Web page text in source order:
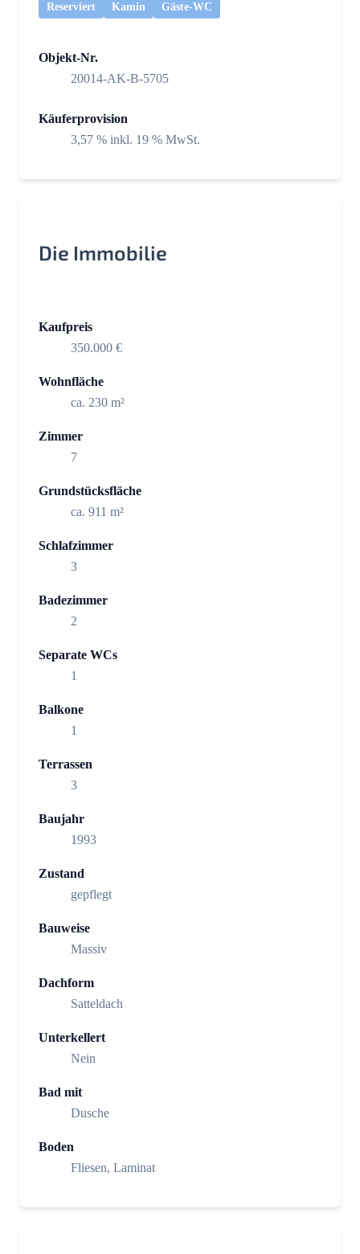
Reserviert Kamin Gäste-WC
Objekt-Nr.
20014-AK-B-5705
Käuferprovision
3,57 % inkl. 19 % MwSt.
Die Immobilie
Kaufpreis
350.000 €
Wohnfläche
ca. 230 m²
Zimmer
7
Grundstücksfläche
ca. 911 m²
Schlafzimmer
3
Badezimmer
2
Separate WCs
1
Balkone
1
Terrassen
3
Baujahr
1993
Zustand
gepflegt
Bauweise
Massiv
Dachform
Satteldach
Unterkellert
Nein
Bad mit
Dusche
Boden
Fliesen, Laminat